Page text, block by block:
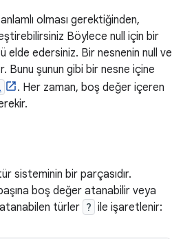
olması gerektiğinden,
Böylece null için bir
elde edersiniz. Bir nesnenin null ve
Bunu şunun gibi bir nesne içine
. Her zaman, boş değer içeren
sisteminin bir parçasıdır.
boş değer atanabilir veya
türler ? ile işaretlenir: